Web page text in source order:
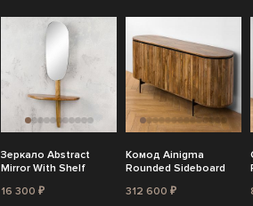
Зеркало Abstract
Mirror With Shelf
16 300 ₽
Комод Ainigma
Rounded Sideboard
312 600 ₽